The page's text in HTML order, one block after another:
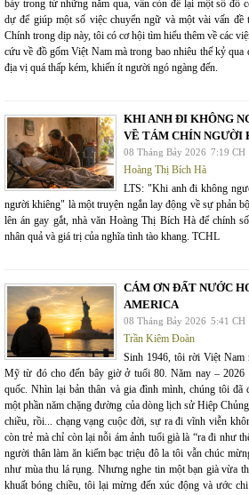
bày trong từ những năm qua, vẫn còn để lại một số đồ
dự để giúp một số việc chuyển ngữ và một vài vấn đề
Chính trong dịp này, tôi có cơ hội tìm hiểu thêm về các
cứu về đồ gốm Việt Nam mà trong bao nhiêu thế kỷ
địa vị quá thấp kém, khiến ít người ngó ngàng đến.
KHI ANH ĐI KHÔNG
VỀ TÁM CHÍN NGƯỜI
08 Tháng Bảy 2026 7:19 CH
Hoàng Thị Bích Hà
LTS: "Khi anh đi không
người khiêng" là một truyện ngắn lay động về sự phản
lên án gay gắt, nhà văn Hoàng Thị Bích Hà để chính
nhân quả và giá trị của nghĩa tình tào khang. TCHL
CÁM ƠN ĐẤT NƯỚC
AMERICA
08 Tháng Bảy 2026 5:41 CH
Trần Kiêm Đoàn
Sinh 1946, tôi rời Việt Nam
Mỹ từ đó cho đến bây giờ ở tuổi 80. Năm nay –
quốc. Nhìn lại bản thân và gia đình mình, chúng tôi đã
một phần năm chặng đường của dòng lịch sử Hiệp
chiều, rồi... chạng vạng cuộc đời, sự ra đi vĩnh viễn
còn trẻ mà chỉ còn lại nỗi ám ảnh tuổi già là “ra đi như
người thân làm ăn kiếm bạc triệu đô la tôi vẫn chúc
như mùa thu lá rụng. Nhưng nghe tin một bạn già vừa
khuất bóng chiều, tôi lại mừng đến xúc động và ước